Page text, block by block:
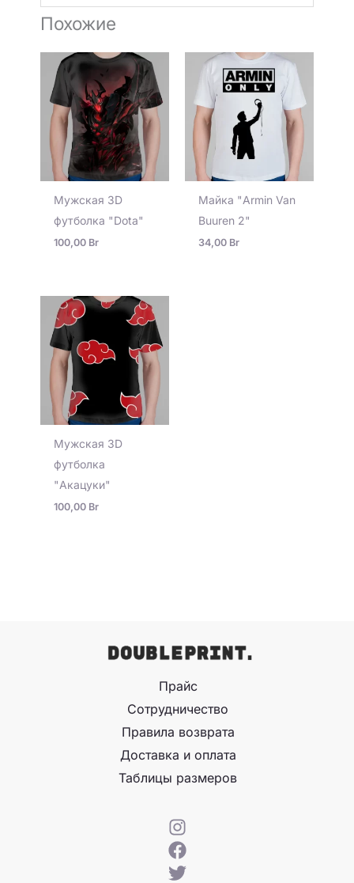
Похожие
Мужская 3D
футболка "Dota"
100,00 Br
Майка "Armin Van
Buuren 2"
34,00 Br
Мужская 3D
футболка
"Акацуки"
100,00 Br
Прайс
Сотрудничество
Правила возврата
Доставка и оплата
Таблицы размеров